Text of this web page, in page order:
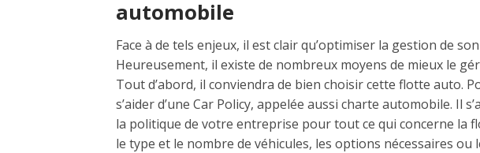
automobile
Face à de tels enjeux, il est clair qu’optimiser la gestion de
Heureusement, il existe de nombreux moyens de mieux le
Tout d’abord, il conviendra de bien choisir cette flotte auto.
s’aider d’une Car Policy, appelée aussi charte automobile. Il
la politique de votre entreprise pour tout ce qui concerne la
le type et le nombre de véhicules, les options nécessaires ou